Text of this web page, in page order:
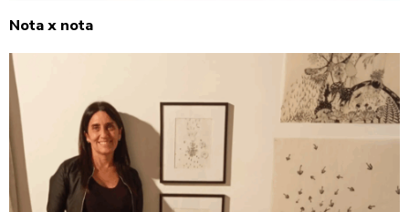
Nota x nota